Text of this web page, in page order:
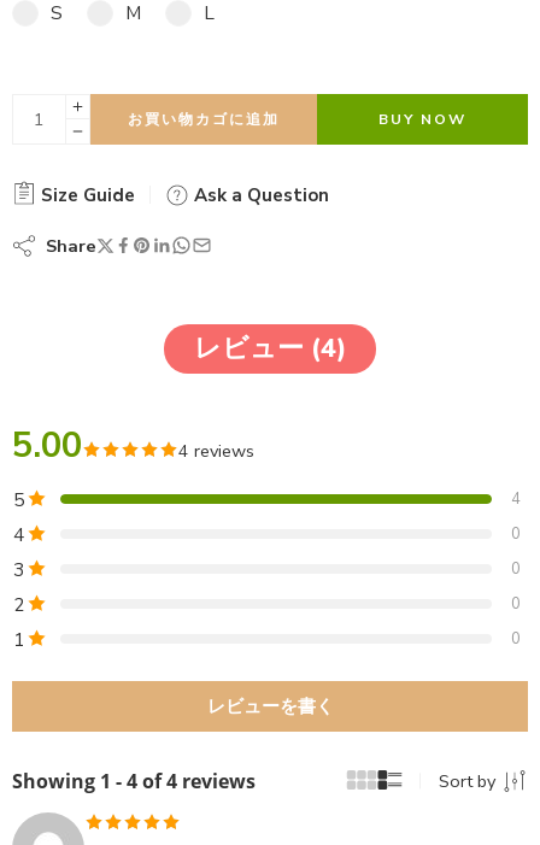
S M L
お買い物カゴに追加 BUY NOW
Size Guide Ask a Question
Share
レビュー (4)
5.00 4 reviews
5 4
4 0
3 0
2 0
1 0
レビューを書く
Showing 1 - 4 of 4 reviews Sort by